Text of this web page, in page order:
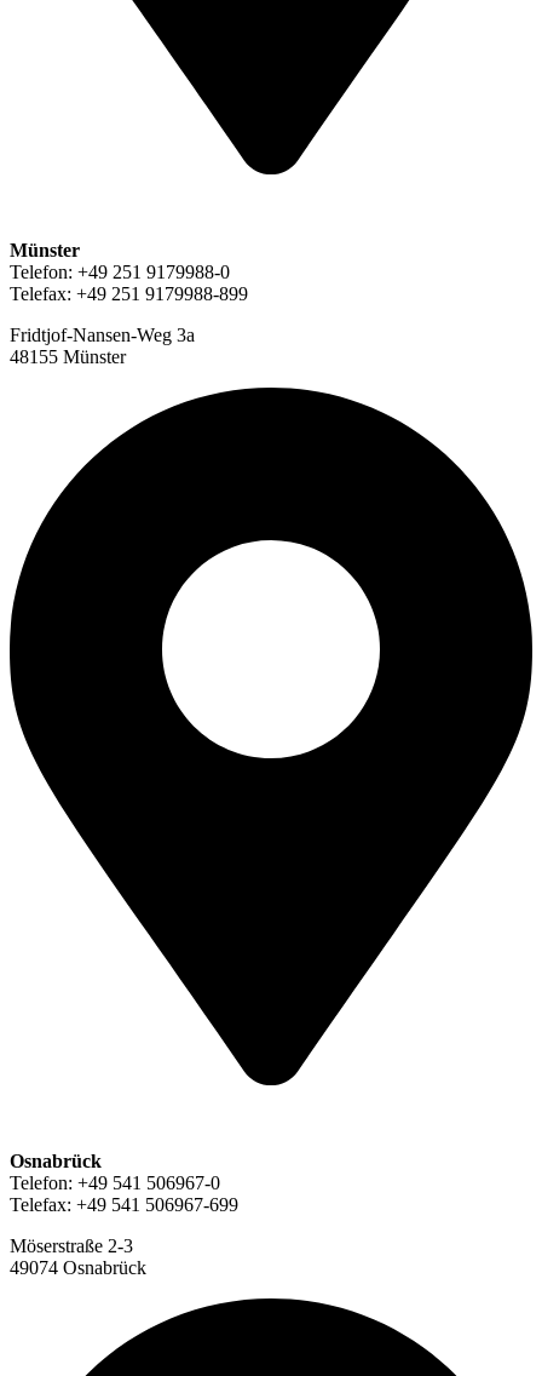
Münster
Telefon: +49 251 9179988-0
Telefax: +49 251 9179988-899
Fridtjof-Nansen-Weg 3a
48155 Münster
Osnabrück
Telefon: +49 541 506967-0
Telefax: +49 541 506967-699
Möserstraße 2-3
49074 Osnabrück